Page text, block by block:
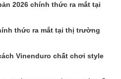
2026 chính thức ra mắt tại
thức ra mắt tại thị trường
Vinenduro chất chơi style